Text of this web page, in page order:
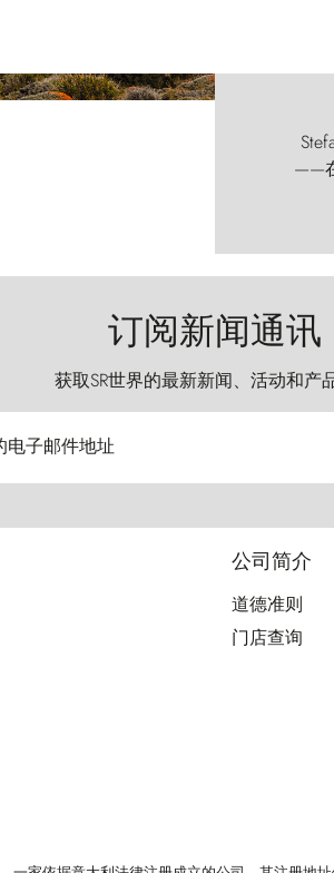
——
订阅新闻通讯
获取SR世界的最新新闻、活动和产
电子邮件地址
公司简介
道德准则
门店查询